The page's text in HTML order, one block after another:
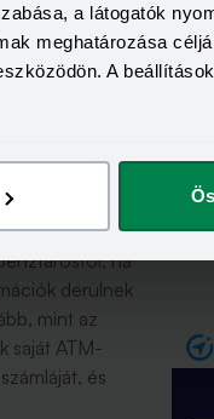
a látogatók
meghatározása
A
a
ha
derülnek
mint az
saját ATM-
és